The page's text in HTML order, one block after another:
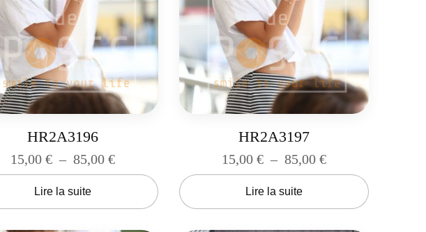
HR2A3196
15,00€ – 85,00€
Lire la suite
HR2A3197
15,00 € – 85,00 €
Lire la suite